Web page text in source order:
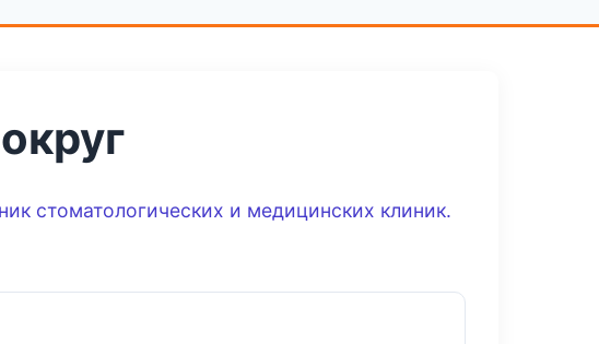
стоматологических и медицинских клиник.